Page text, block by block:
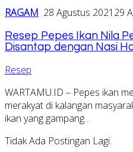
RAGAM 28 Agustus 2021 29
Resep Pepes Ikan Nila
Disantap dengan Nasi
Resep
WARTAMU.ID – Pepes ikan
merakyat di kalangan
ikan yang gampang…
Tidak Ada Postingan Lagi.